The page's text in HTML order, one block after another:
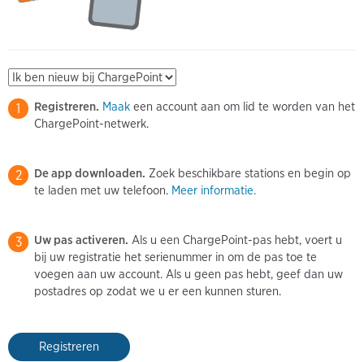
1 Registreren. Maak een account aan om lid te worden van het
ChargePoint-netwerk.
2 De app downloaden. Zoek beschikbare stations en begin op
te laden met uw telefoon. Meer informatie.
3 Uw pas activeren. Als u een ChargePoint-pas hebt, voert u
bij uw registratie het serienummer in om de pas toe te
voegen aan uw account. Als u geen pas hebt, geef dan uw
postadres op zodat we u er een kunnen sturen.
Registreren